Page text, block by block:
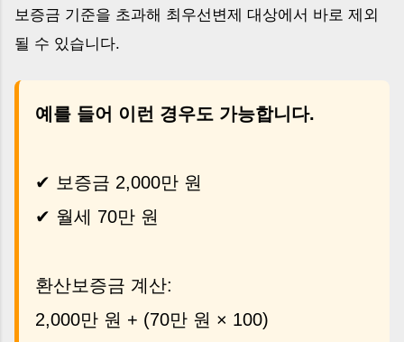
보증금 기준을 초과해 최우선변제 대상에서 바로 제외
될 수 있습니다.
예를 들어 이런 경우도 가능합니다.
✔ 보증금 2,000만 원
✔ 월세 70만 원
환산보증금 계산:
2,000만 원 + (70만 원 × 100)